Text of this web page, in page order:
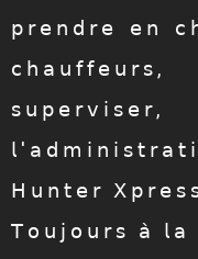
𝗉𝗋𝖾𝗇𝖽𝗋𝖾 𝖾𝗇
𝖧𝗎𝗇𝗍𝖾𝗋
𝖳𝗈𝗎𝗃𝗈𝗎𝗋𝗌 𝖺̀ 𝗅𝖺